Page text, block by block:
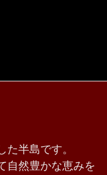
半島です。
自然豊かな恵みを